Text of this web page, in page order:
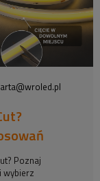
Poznaj
wybierz